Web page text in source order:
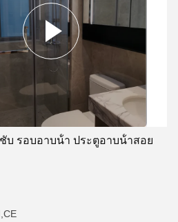
บ รอบอาบน้ํา ประตูอาบน้ําสอย